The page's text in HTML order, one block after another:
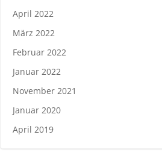
April 2022
März 2022
Februar 2022
Januar 2022
November 2021
Januar 2020
April 2019